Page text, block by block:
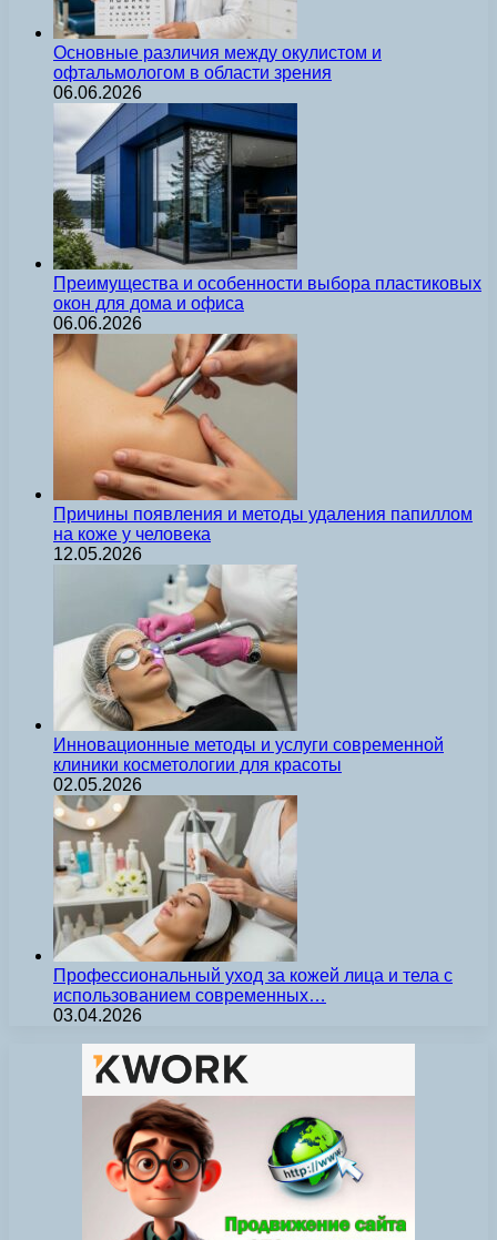
Основные различия между окулистом и
офтальмологом в области зрения
06.06.2026
Преимущества и особенности выбора пластиковых
окон для дома и офиса
06.06.2026
Причины появления и методы удаления папиллом
на коже у человека
12.05.2026
Инновационные методы и услуги современной
клиники косметологии для красоты
02.05.2026
Профессиональный уход за кожей лица и тела с
использованием современных…
03.04.2026